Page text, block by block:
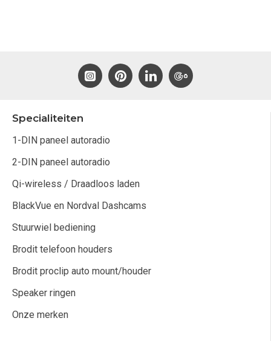
Specialiteiten
1-DIN paneel autoradio
2-DIN paneel autoradio
Qi-wireless / Draadloos laden
BlackVue en Nordval Dashcams
Stuurwiel bediening
Brodit telefoon houders
Brodit proclip auto mount/houder
Speaker ringen
Onze merken